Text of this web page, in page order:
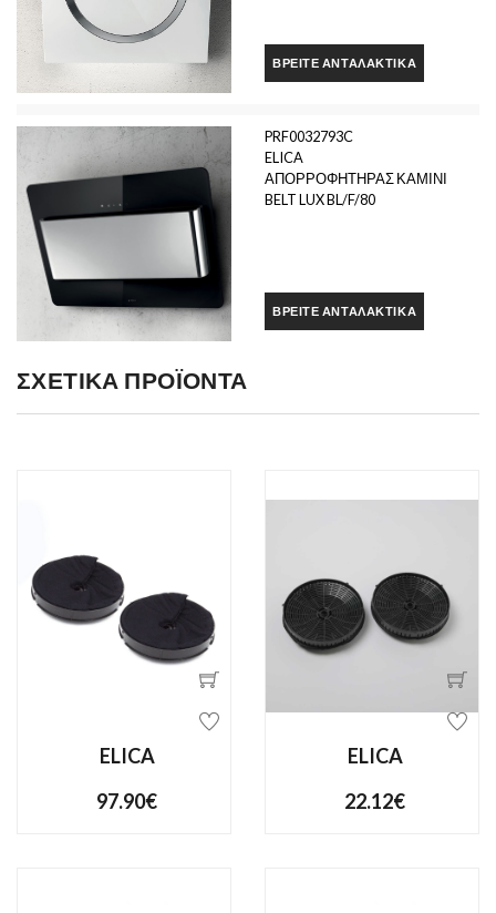
ΒΡΕΊΤΕ ΑΝΤΑΛΑΚΤΙΚΆ
PRF0032793C
ELICA
ΑΠΟΡΡΟΦΗΤΗΡΑΣ ΚΑΜΙΝΙ
BELT LUX BL/F/80
ΒΡΕΊΤΕ ΑΝΤΑΛΑΚΤΙΚΆ
ΣΧΕΤΙΚΆ ΠΡΟΪΌΝΤΑ
ELICA
97.90€
ELICA
22.12€